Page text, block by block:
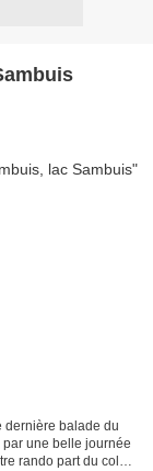
dernière balade du
une belle journée
rando part du col